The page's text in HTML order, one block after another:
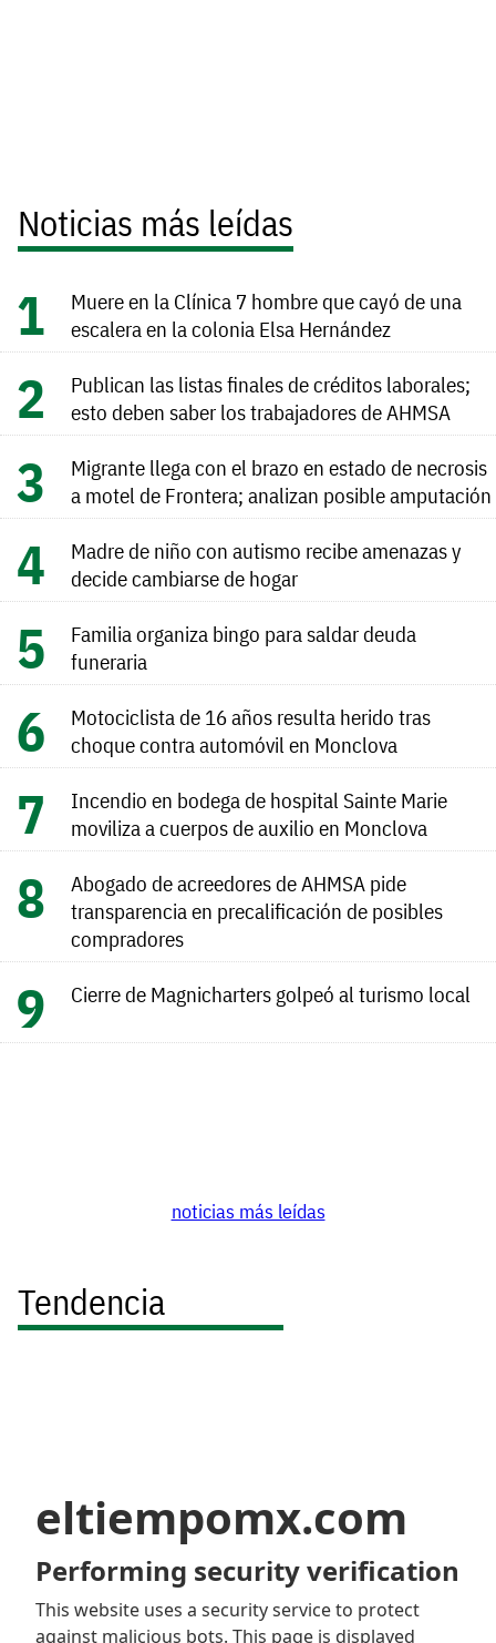
Noticias más leídas
Muere en la Clínica 7 hombre que cayó de una
escalera en la colonia Elsa Hernández
Publican las listas finales de créditos laborales;
esto deben saber los trabajadores de AHMSA
Migrante llega con el brazo en estado de necrosis
a motel de Frontera; analizan posible amputación
Madre de niño con autismo recibe amenazas y
decide cambiarse de hogar
Familia organiza bingo para saldar deuda
funeraria
Motociclista de 16 años resulta herido tras
choque contra automóvil en Monclova
Incendio en bodega de hospital Sainte Marie
moviliza a cuerpos de auxilio en Monclova
Abogado de acreedores de AHMSA pide
transparencia en precalificación de posibles
compradores
Cierre de Magnicharters golpeó al turismo local
noticias más leídas
Tendencia